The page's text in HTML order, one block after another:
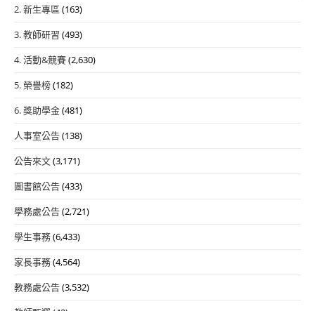
2. 新生專區 (163)
3. 教師研習 (493)
4. 活動&競賽(2,630)
5. 榮譽榜(182)
6. 獎助學金(481)
人事室公告(138)
公告來文(3,171)
圖書館公告(433)
學務處公告(2,721)
學生事務(6,433)
家長事務(4,564)
教務處公告(3,532)